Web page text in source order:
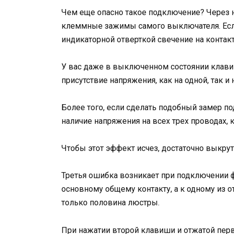
Чем еще опасно такое подключение? Через
клеммные зажимы самого выключателя.
индикаторной отверткой свечение на
У вас даже в выключенном состоянии
присутствие напряжения, как на одной, так
Более того, если сделать подобный замер
наличие напряжения на всех трех
Чтобы этот эффект исчез, достаточно
Третья ошибка возникает при
основному общему контакту, а к одному из
только половина люстры.
При нажатии второй клавиши и отжатой